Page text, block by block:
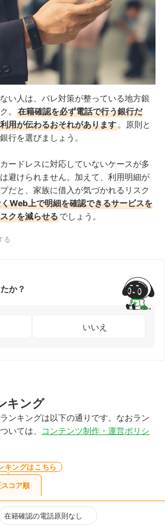
い人は、バレ対策が整っている地方銀
。
在籍確認を必ず電話で行う銀行だ
用が伝わるおそれがあります。原則と
行を選びましょう。
ードレスに対応していないケースが多
避けられません。加えて、利用明細が
だと、家族に借入が気づかれるリスク
Web上で明細を確認できるサービスを
クを減らせるでしょう。
る
か？
いいえ
キング
ンキングは以下の通りです。なおラン
いては、
コンテンツ制作・運営ポリシ
キングはこちら
コア順
在籍確認の電話原則なし